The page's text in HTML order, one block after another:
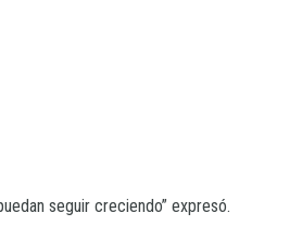
seguir creciendo” expresó.